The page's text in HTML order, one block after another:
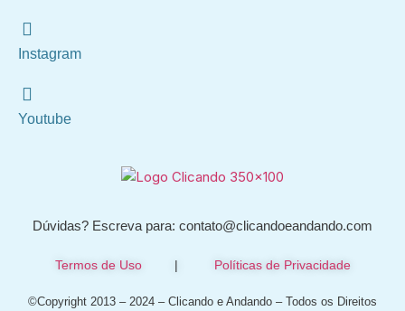
Instagram
Youtube
Dúvidas? Escreva para: contato@clicandoeandando.com
Termos de Uso| Políticas de Privacidade
©Copyright 2013 – 2024 – Clicando e Andando – Todos os Direitos